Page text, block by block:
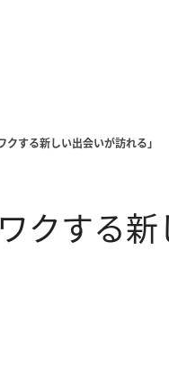
する新しい出会いが訪れる」
クする